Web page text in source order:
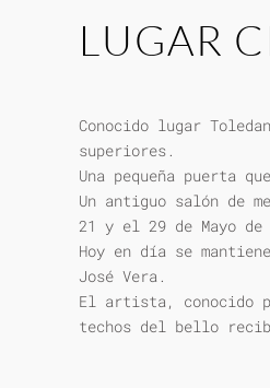
LUGAR
Conocido lugar
superiores.
Una pequeña puerta
Un antiguo salón de
21 y el 29 de Mayo de
Hoy en día se
José Vera.
El artista, conocido
techos del bello